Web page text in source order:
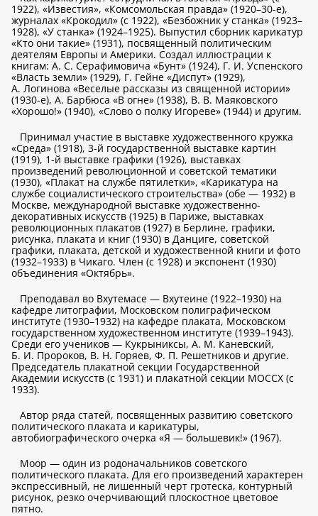
1922), «Известия», «Комсомольская правда» (1920–30-е),
журналах «Крокодил» (с 1922), «Безбожник у станка» (1923–
1928), «У станка» (1924–1925). Выпустил сборник карикатур
«Кто они такие» (1931), посвященный политическим
деятелям Европы и Америки. Создал иллюстрации к
книгам: А. С. Серафимовича «Бунт» (1924), Г. И. Успенского
«Власть земли» (1929), Г. Гейне «Диспут» (1929),
А. Логинова «Веселые рассказы из священной истории»
(1930-е), А. Барбюса «В огне» (1938), В. В. Маяковского
«Хорошо!» (1940), «Слово о полку Игореве» (1944) и другим.
Принимал участие в выставке художественного кружка
«Среда» (1918), 3-й государственной выставке картин
(1919), 1-й выставке графики (1926), выставках
произведений революционной и советской тематики
(1930), «Плакат на службе пятилетки», «Карикатура на
службе социалистического строительства» (обе — 1932) в
Москве, международной выставке художественно-
декоративных искусств (1925) в Париже, выставках
революционных плакатов (1927) в Берлине, графики,
рисунка, плаката и книг (1930) в Данциге, советской
графики, плаката, детской и художественной книги и фото
(1932–1933) в Чикаго. Член (с 1928) и экспонент (1930)
объединения «Октябрь».
Преподавал во Вхутемасе — Вхутеине (1922–1930) на
кафедре литографии, Московском полиграфическом
институте (1930–1932) на кафедре плаката, Московском
государственном художественном институте (1939–1943).
Среди его учеников — Кукрыниксы, А. М. Каневский,
Б. И. Пророков, В. Н. Горяев, Ф. П. Решетников и другие.
Председатель плакатной секции Государственной
Академии искусств (с 1931) и плакатной секции МОССХ (с
1933).
Автор ряда статей, посвященных развитию советского
политического плаката и карикатуры,
автобиографического очерка «Я — большевик!» (1967).
Моор — один из родоначальников советского
политического плаката. Для его произведений характерен
экспрессивный, не лишенный черт гротеска, контурный
рисунок, резко очерчивающий плоскостное цветовое
пятно.